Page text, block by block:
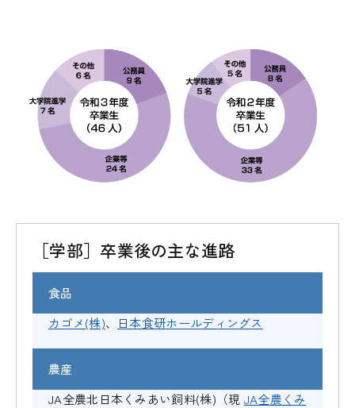
［学部］卒業後の主な進路
食品
カゴメ(株)、 日本食研ホールディングス
農産
JA全農北日本くみあい飼料(株)（現 JA全農くみ